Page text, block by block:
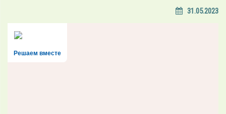
31.05.2023
Решаем вместе